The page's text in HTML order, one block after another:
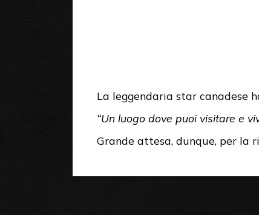
La leggendaria star canadese
“Un luogo dove puoi visitare e
Grande attesa, dunque, per la